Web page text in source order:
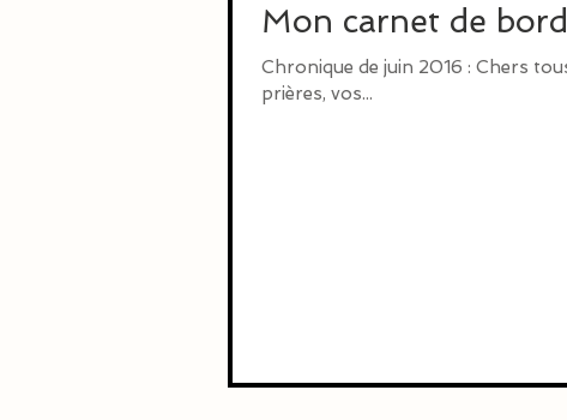
Mon carnet de
Chronique de juin 2016 : Chers
prières, vos...